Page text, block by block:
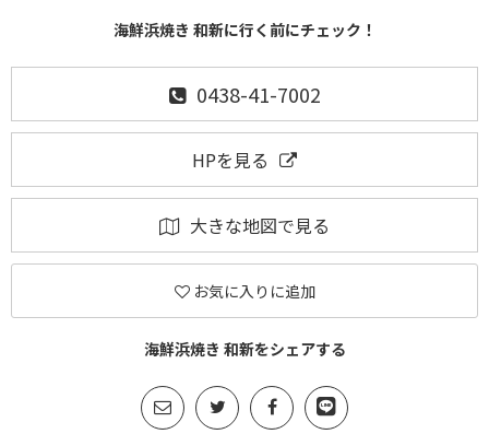
海鮮浜焼き 和新に行く前にチェック！
0438-41-7002
HPを見る
大きな地図で見る
お気に入りに追加
海鮮浜焼き 和新をシェアする